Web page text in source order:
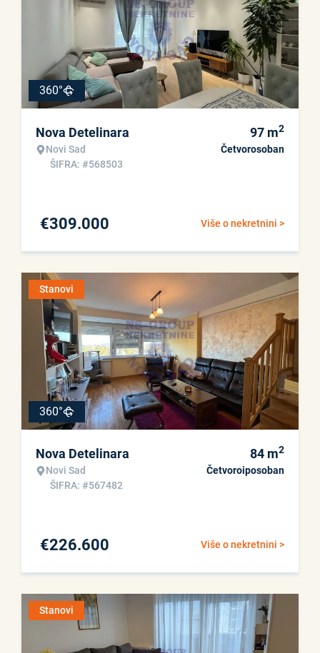
360°
Nova Detelinara
Novi Sad
ŠIFRA: #568503
97 m2
Četvorosoban
Više o nekretnini >
€309.000
Stanovi
360°
Nova Detelinara
Novi Sad
ŠIFRA: #567482
84 m2
Četvoroiposoban
Više o nekretnini >
€226.600
Stanovi